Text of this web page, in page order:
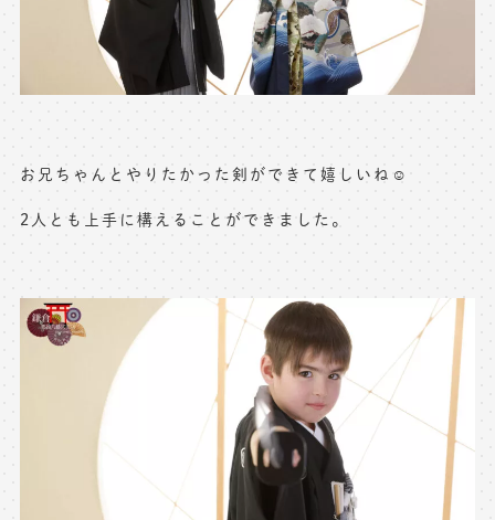
お兄ちゃんとやりたかった剣ができて嬉しいね☺️
2人とも上手に構えることができました。